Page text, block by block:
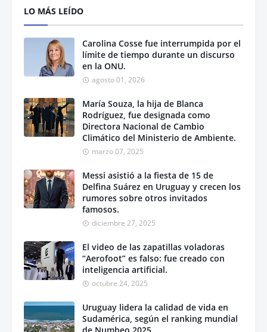
LO MÁS LEÍDO
Carolina Cosse fue interrumpida por el
límite de tiempo durante un discurso
en la ONU.
agosto 01, 2026
María Souza, la hija de Blanca
Rodríguez, fue designada como
Directora Nacional de Cambio
Climático del Ministerio de Ambiente.
marzo 07, 2025
Messi asistió a la fiesta de 15 de
Delfina Suárez en Uruguay y crecen los
rumores sobre otros invitados
famosos.
diciembre 27, 2025
El video de las zapatillas voladoras
“Aerofoot” es falso: fue creado con
inteligencia artificial.
octubre 24, 2025
Uruguay lidera la calidad de vida en
Sudamérica, según el ranking mundial